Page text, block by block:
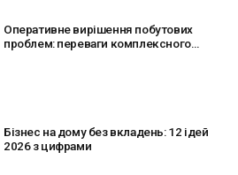
Оперативне вирішення побутових
проблем: переваги комплексного
Бізнес на дому без вкладень: 12 ідей
2026 з цифрами